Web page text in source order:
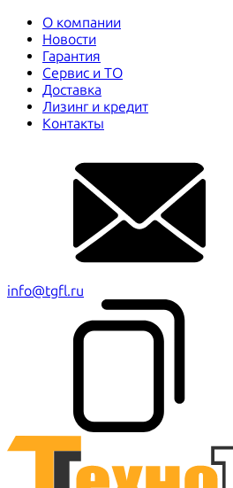
О компании
Новости
Гарантия
Сервис и ТО
Доставка
Лизинг и кредит
Контакты
info@tgfl.ru